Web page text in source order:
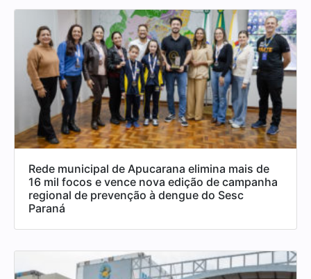
Rede municipal de Apucarana elimina mais de
16 mil focos e vence nova edição de campanha
regional de prevenção à dengue do Sesc
Paraná